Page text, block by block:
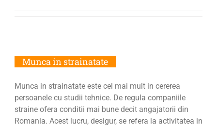
Munca in strainatate
Munca in strainatate este cel mai mult in cererea
persoanele cu studii tehnice. De regula companiile
straine ofera conditii mai bune decit angajatorii din
Romania. Acest lucru, desigur, se refera la activitatea in